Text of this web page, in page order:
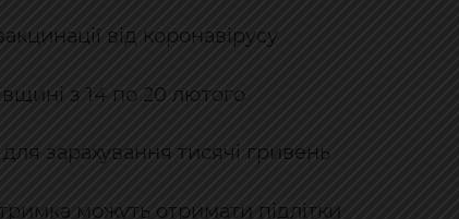
від коронавірусу
з 14 по 20 лютого
зарахування тисячі гривень
можуть отримати підлітки